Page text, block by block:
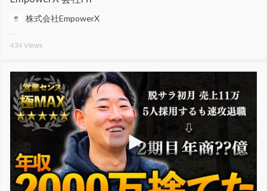
株式会社EmpowerX
434 Views